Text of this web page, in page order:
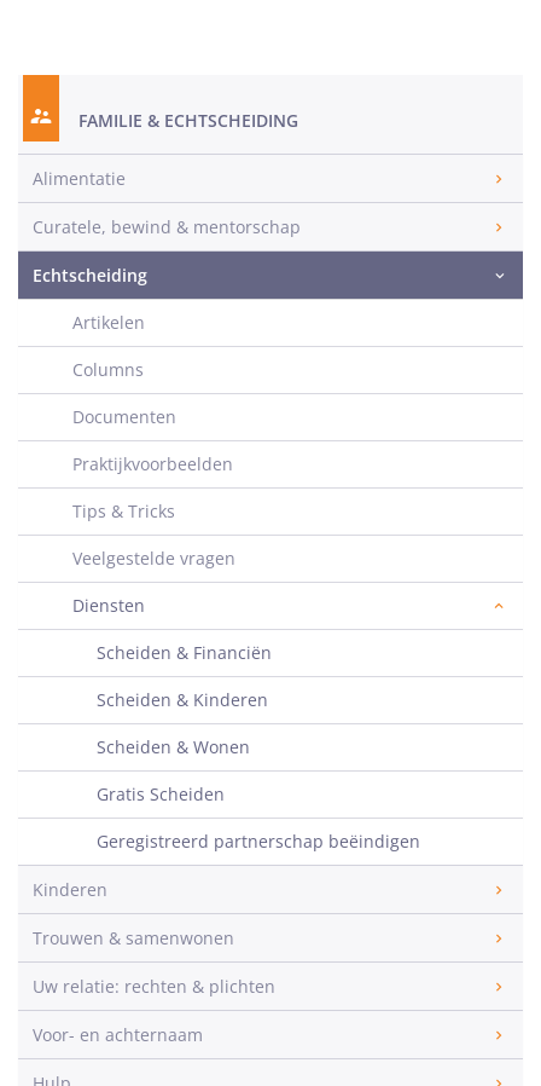
FAMILIE & ECHTSCHEIDING
Alimentatie
Curatele, bewind & mentorschap
Echtscheiding
Artikelen
Columns
Documenten
Praktijkvoorbeelden
Tips & Tricks
Veelgestelde vragen
Diensten
Scheiden & Financiën
Scheiden & Kinderen
Scheiden & Wonen
Gratis Scheiden
Geregistreerd partnerschap beëindigen
Kinderen
Trouwen & samenwonen
Uw relatie: rechten & plichten
Voor- en achternaam